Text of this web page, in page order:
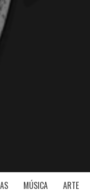
MÚSICA ARTE